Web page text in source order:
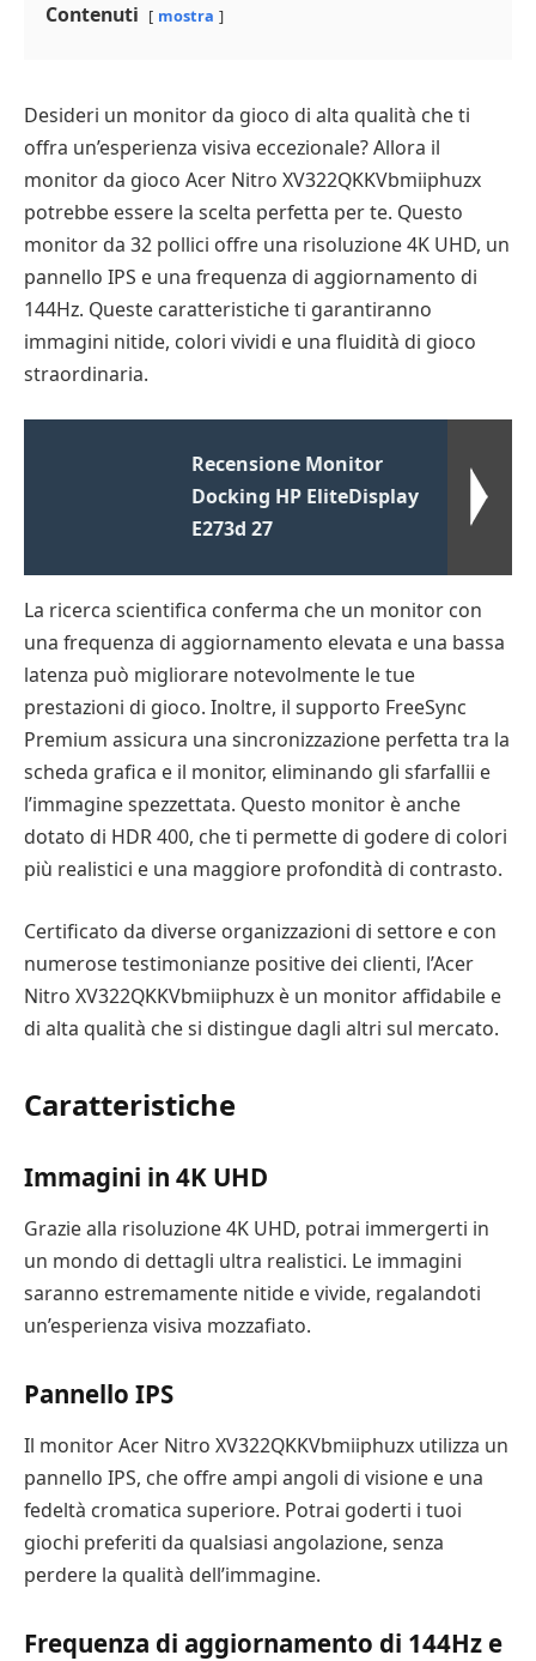
Contenuti mostra
Desideri un monitor da gioco di alta qualità che ti
offra un’esperienza visiva eccezionale? Allora il
monitor da gioco Acer Nitro XV322QKKVbmiiphuzx
potrebbe essere la scelta perfetta per te. Questo
monitor da 32 pollici offre una risoluzione 4K UHD, un
pannello IPS e una frequenza di aggiornamento di
144Hz. Queste caratteristiche ti garantiranno
immagini nitide, colori vividi e una fluidità di gioco
straordinaria.
Recensione Monitor
Docking HP EliteDisplay
E273d 27
La ricerca scientifica conferma che un monitor con
una frequenza di aggiornamento elevata e una bassa
latenza può migliorare notevolmente le tue
prestazioni di gioco. Inoltre, il supporto FreeSync
Premium assicura una sincronizzazione perfetta tra la
scheda grafica e il monitor, eliminando gli sfarfallii e
l’immagine spezzettata. Questo monitor è anche
dotato di HDR 400, che ti permette di godere di colori
più realistici e una maggiore profondità di contrasto.
Certificato da diverse organizzazioni di settore e con
numerose testimonianze positive dei clienti, l’Acer
Nitro XV322QKKVbmiiphuzx è un monitor affidabile e
di alta qualità che si distingue dagli altri sul mercato.
Caratteristiche
Immagini in 4K UHD
Grazie alla risoluzione 4K UHD, potrai immergerti in
un mondo di dettagli ultra realistici. Le immagini
saranno estremamente nitide e vivide, regalandoti
un’esperienza visiva mozzafiato.
Pannello IPS
Il monitor Acer Nitro XV322QKKVbmiiphuzx utilizza un
pannello IPS, che offre ampi angoli di visione e una
fedeltà cromatica superiore. Potrai goderti i tuoi
giochi preferiti da qualsiasi angolazione, senza
perdere la qualità dell’immagine.
Frequenza di aggiornamento di 144Hz e